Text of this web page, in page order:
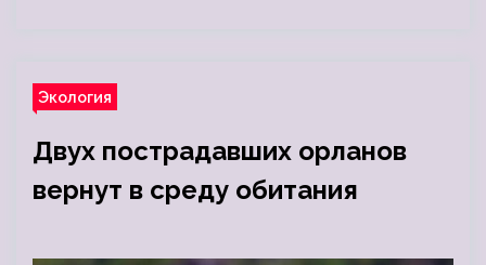
Экология
Двух пострадавших орланов
вернут в среду обитания